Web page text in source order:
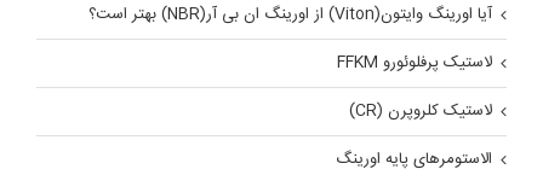
آیا اورینگ وایتون(Viton) از اورینگ ان بی آر(NBR) بهتر است؟
لاستیک پرفلوئورو FFKM
لاستیک کلروپرن (CR)
الاستومرهای پایه اورینگ